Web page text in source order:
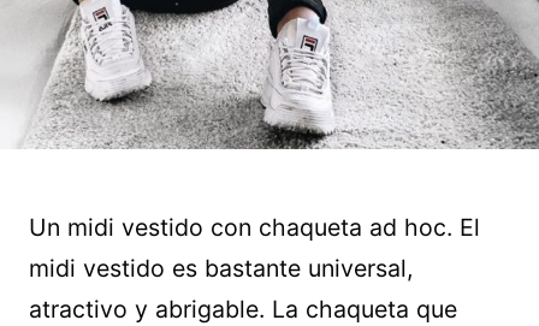
Un midi vestido con chaqueta ad hoc. El
midi vestido es bastante universal,
atractivo y abrigable. La chaqueta que